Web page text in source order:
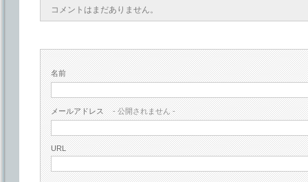
コメントはまだありません。
名前
メールアドレス - 公開されません -
URL